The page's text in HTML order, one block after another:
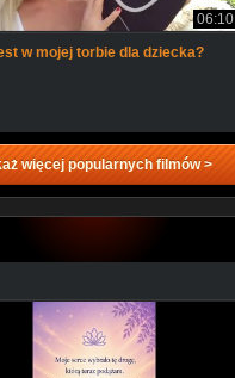
06:10
w mojej torbie dla dziecka?
więcej popularnych filmów >